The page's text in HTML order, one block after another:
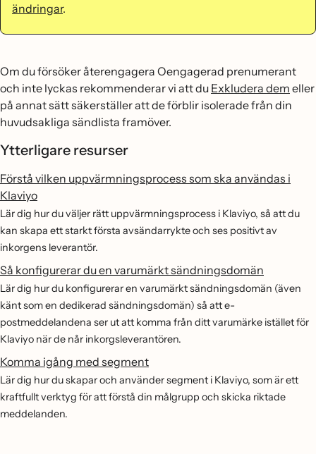
ändringar.
Om du försöker återengagera Oengagerad prenumerant
och inte lyckas rekommenderar vi att du Exkludera dem eller
på annat sätt säkerställer att de förblir isolerade från din
huvudsakliga sändlista framöver.
Ytterligare resurser
Förstå vilken uppvärmningsprocess som ska användas i
Klaviyo
Lär dig hur du väljer rätt uppvärmningsprocess i Klaviyo, så att du
kan skapa ett starkt första avsändarrykte och ses positivt av
inkorgens leverantör.
Så konfigurerar du en varumärkt sändningsdomän
Lär dig hur du konfigurerar en varumärkt sändningsdomän (även
känt som en dedikerad sändningsdomän) så att e-
postmeddelandena ser ut att komma från ditt varumärke istället för
Klaviyo när de når inkorgsleverantören.
Komma igång med segment
Lär dig hur du skapar och använder segment i Klaviyo, som är ett
kraftfullt verktyg för att förstå din målgrupp och skicka riktade
meddelanden.